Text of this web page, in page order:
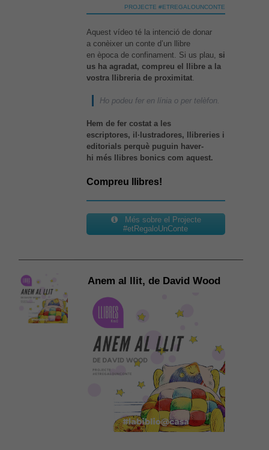
PROJECTE #ETREGALOUNCONTE
Aquest vídeo té la intenció de donar
a conèixer un conte d’un llibre
en època de confinament. Si us plau, si
us ha agradat, compreu el llibre a la
vostra llibreria de proximitat.
Ho podeu fer en línia o per telèfon.
Hem de fer costat a les
escriptores, il·lustradores, llibreries i
editorials perquè puguin haver-
hi més llibres bonics com aquest.
Compreu llibres!
Més sobre el Projecte
#etRegaloUnConte
Anem al llit, de David Wood